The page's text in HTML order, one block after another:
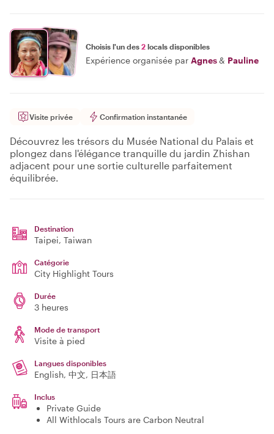
Choisis l'un des 2 locals disponibles
Expérience organisée par Agnes& Pauline
Visite privée Confirmation instantanée
Découvrez les trésors du Musée National du Palais et
plongez dans l'élégance tranquille du jardin Zhishan
adjacent pour une sortie culturelle parfaitement
équilibrée.
Destination
Taipei, Taiwan
Catégorie
City Highlight Tours
Durée
3 heures
Mode de transport
Visite à pied
Langues disponibles
English, 中文, 日本語
Inclus
Private Guide
All Withlocals Tours are Carbon Neutral